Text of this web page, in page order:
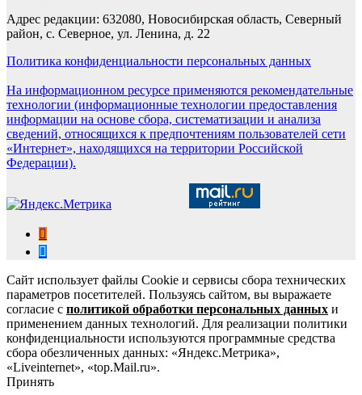
Адрес редакции: 632080, Новосибирская область, Северный
район, с. Северное, ул. Ленина, д. 22
Политика конфиденциальности персональных данных
На информационном ресурсе применяются рекомендательные
технологии (информационные технологии предоставления
информации на основе сбора, систематизации и анализа
сведений, относящихся к предпочтениям пользователей сети
«Интернет», находящихся на территории Российской
Федерации).
Сайт использует файлы Cookie и сервисы сбора технических
параметров посетителей. Пользуясь сайтом, вы выражаете
согласие с политикой обработки персональных данных и
применением данных технологий. Для реализации политики
конфиденциальности используются программные средства
сбора обезличенных данных: «Яндекс.Метрика»,
«Liveinternet», «top.Mail.ru».
Принять